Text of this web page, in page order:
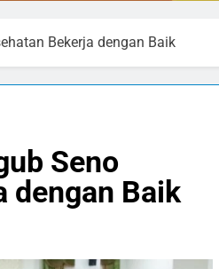
Bekerja dengan Baik
Seno
dengan Baik